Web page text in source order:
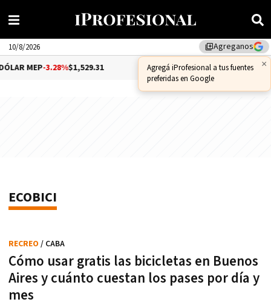
library_addAgreganos
×
Agregá iProfesional a tus fuentes
preferidas en Google
10/8/2026
MEP-3.28%$1,529.31 DÓLAR CCL-1.25%$1,556.14
ECOBICI
Cómo usar gratis las bicicletas en Buenos
Aires y cuánto cuestan los pases por día y
mes
RECREO / CABA